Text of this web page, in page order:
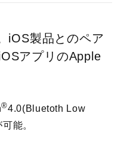
iOS製品とのペア
アプリのApple
®4.0(Bluetoth Low
能。